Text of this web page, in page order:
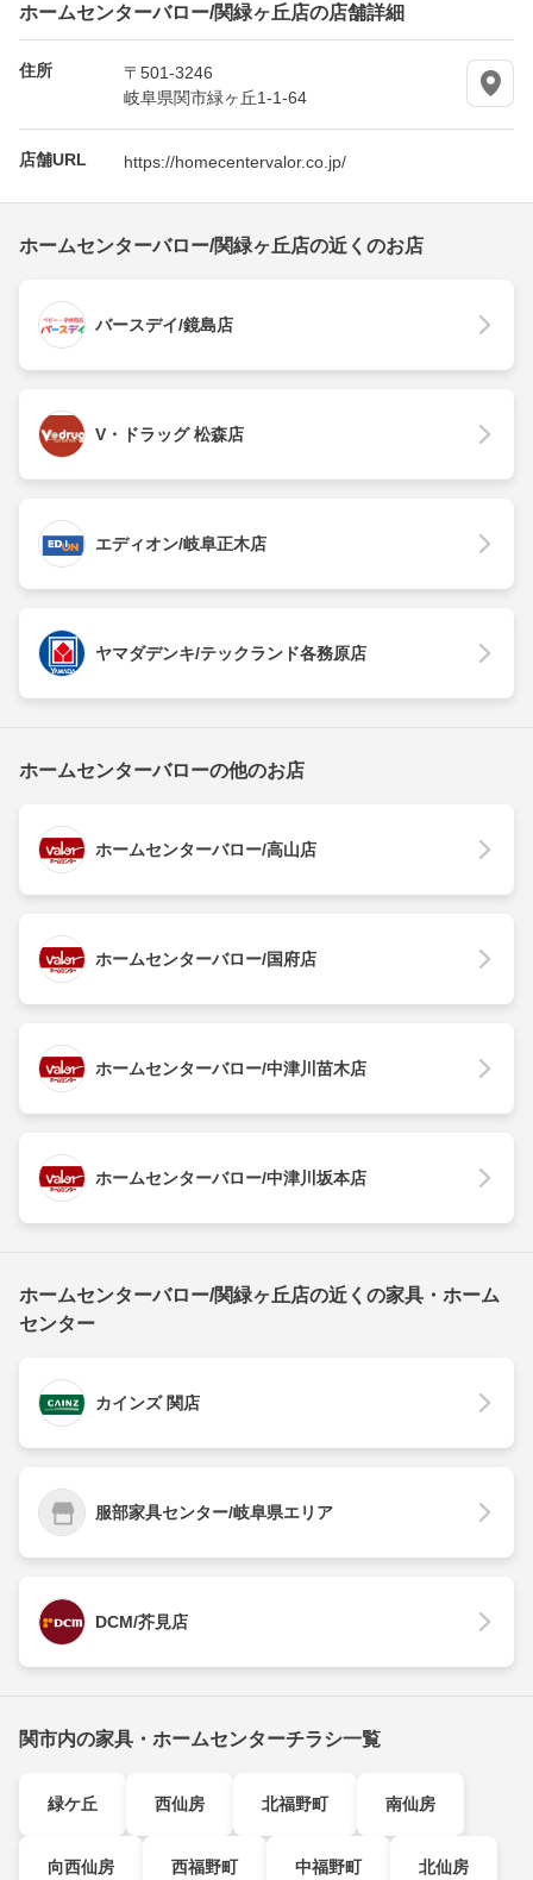
ホームセンターバロー/関緑ヶ丘店の店舗詳細
住所
〒501-3246
岐阜県関市緑ヶ丘1-1-64
店舗URL https://homecentervalor.co.jp/
ホームセンターバロー/関緑ヶ丘店の近くのお店
バースデイ/鏡島店
V・ドラッグ 松森店
エディオン/岐阜正木店
ヤマダデンキ/テックランド各務原店
ホームセンターバローの他のお店
ホームセンターバロー/高山店
ホームセンターバロー/国府店
ホームセンターバロー/中津川苗木店
ホームセンターバロー/中津川坂本店
ホームセンターバロー/関緑ヶ丘店の近くの家具・ホーム
センター
カインズ 関店
服部家具センター/岐阜県エリア
DCM/芥見店
関市内の家具・ホームセンターチラシ一覧
緑ケ丘 西仙房 北福野町 南仙房
向西仙房 西福野町 中福野町 北仙房